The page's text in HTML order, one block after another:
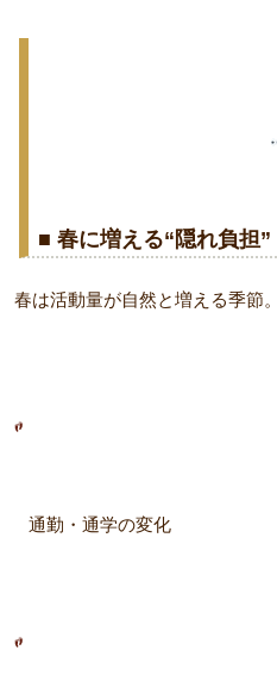
■ 春に増える“隠れ負担”
春は活動量が自然と増える季節。
通勤・通学の変化